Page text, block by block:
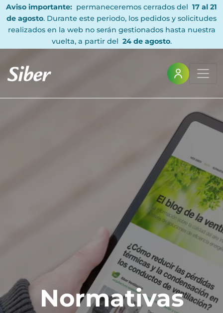
Aviso importante: permaneceremos cerrados del 17 al 21
de agosto. Durante este periodo, los pedidos y solicitudes
realizados en la web no serán gestionados hasta nuestra
vuelta, a partir del 24 de agosto.
Normativas